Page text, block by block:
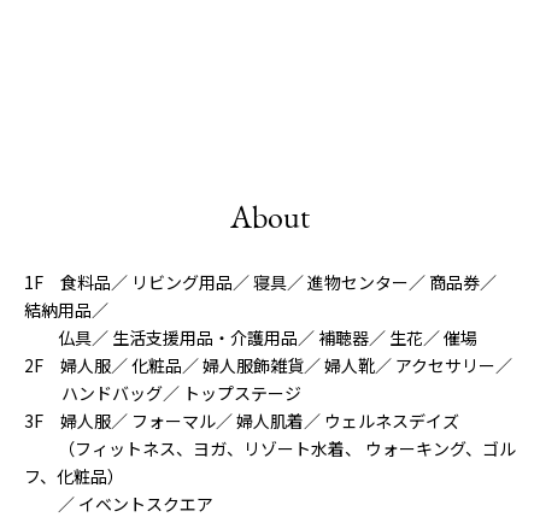
About
1F 食料品／ リビング用品／ 寝具／ 進物センター／ 商品券／
結納用品／
仏具／ 生活支援用品・介護用品／ 補聴器／ 生花／ 催場
2F 婦人服／ 化粧品／ 婦人服飾雑貨／ 婦人靴／ アクセサリー／
ハンドバッグ／ トップステージ
3F 婦人服／ フォーマル／ 婦人肌着／ ウェルネスデイズ
（フィットネス、ヨガ、リゾート水着、 ウォーキング、ゴル
フ、化粧品）
／ イベントスクエア